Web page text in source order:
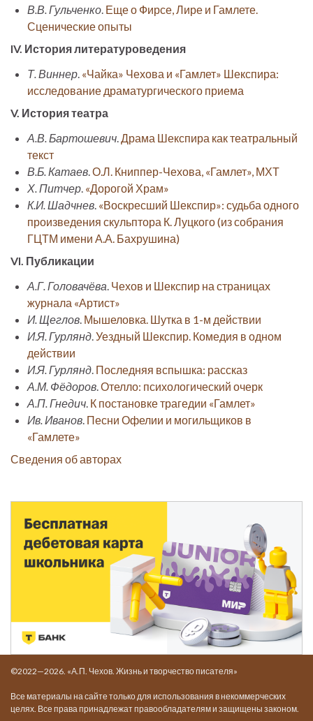
В.В. Гульченко. Еще о Фирсе, Лире и Гамлете.
Сценические опыты
IV. История литературоведения
Т. Виннер. «Чайка» Чехова и «Гамлет» Шекспира:
исследование драматургического приема
V. История театра
А.В. Бартошевич.Драма Шекспира как театральный
текст
В.Б. Катаев.О.Л. Книппер-Чехова, «Гамлет», МХТ
Х. Питчер. «Дорогой Храм»
К.И. Шадчнев. «Воскресший Шекспир»: судьба одного
произведения скульптора К. Луцкого (из собрания
ГЦТМ имени А.А. Бахрушина)
VI. Публикации
А.Г. Головачёва. Чехов и Шекспир на страницах
журнала «Артист»
И. Щеглов. Мышеловка. Шутка в 1-м действии
И.Я. Гурлянд.Уездный Шекспир. Комедия в одном
действии
И.Я. Гурлянд. Последняя вспышка: рассказ
А.М. Фёдоров.Отелло: психологический очерк
А.П. Гнедич. К постановке трагедии «Гамлет»
Ив. Иванов. Песни Офелии и могильщиков в
«Гамлете»
Сведения об авторах
©2022—2026. «А.П. Чехов. Жизнь и творчество писателя»
Все материалы на сайте только для использования в некоммерческих
целях. Все права принадлежат правообладателям и защищены законом.